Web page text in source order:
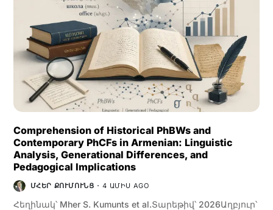
Comprehension of Historical PhBWs and
Contemporary PhCFs in Armenian: Linguistic
Analysis, Generational Differences, and
Pedagogical Implications
ՄՀԵՐ ՔՈՒՄՈՒՆՑ 4 ԱՄԻՍ AGO
Հեղինակ՝ Mher S. Kumunts et al.Տարեթիվ՝ 2026Աղբյուր՝